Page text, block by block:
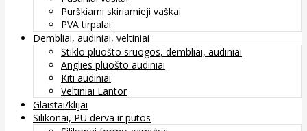
Purškiami skiriamieji vaškai
PVA tirpalai
Dembliai, audiniai, veltiniai
Stiklo pluošto sruogos, dembliai, audiniai
Anglies pluošto audiniai
Kiti audiniai
Veltiniai Lantor
Glaistai/klijai
Silikonai, PU derva ir putos